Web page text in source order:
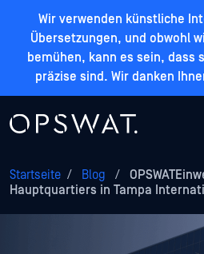
Wir verwenden künstliche
Übersetzungen, und obwohl
bemühen, kann es sein, dass
präzise sind. Wir danken
Startseite / Blog /
Hauptquartiers in Tampa